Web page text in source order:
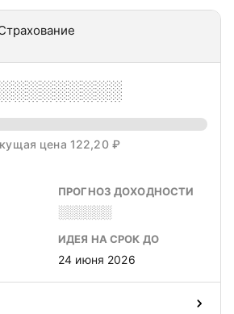
цена 122,20 ₽
ПРОГНОЗ ДОХОДНОСТИ
░░░░░░
ИДЕЯ НА СРОК ДО
24 июня 2026